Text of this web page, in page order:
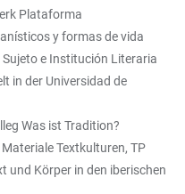
Plataforma
y formas de vida
e Institución Literaria
in der Universidad de
Was ist Tradition?
Textkulturen, TP
und Körper in den iberischen